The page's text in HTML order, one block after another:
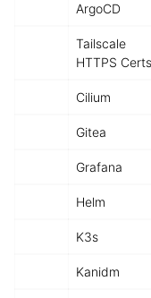
Netlify
2024年观影记
2025年观影记
Github
三线
ArgoCD
Tailscale
HTTPS Certs
Cilium
Gitea
Grafana
Helm
K3s
Kanidm